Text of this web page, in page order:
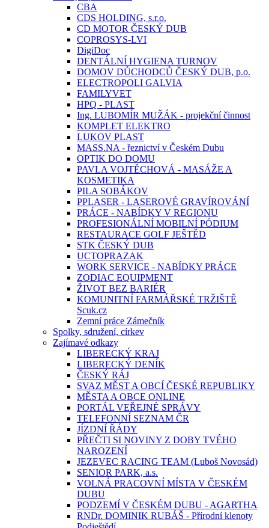
CBA
CDS HOLDING, s.r.o.
CD MOTOR ČESKÝ DUB
COPROSYS-LVI
DigiDoc
DENTÁLNÍ HYGIENA TURNOV
DOMOV DŮCHODCŮ ČESKÝ DUB, p.o.
ELECTROPOLI GALVIA
FAMILYVET
HPQ - PLAST
Ing. LUBOMÍR MUŽÁK - projekční činnost
KOMPLET ELEKTRO
LUKOV PLAST
MASS.NA - řeznictví v Českém Dubu
OPTIK DO DOMU
PAVLA VOJTĚCHOVÁ - MASÁŽE A
KOSMETIKA
PILA SOBÁKOV
PPLASER - LASEROVÉ GRAVÍROVÁNÍ
PRÁCE - NABÍDKY V REGIONU
PROFESIONÁLNÍ MOBILNÍ PÓDIUM
RESTAURACE GOLF JEŠTĚD
STK ČESKÝ DUB
UCTOPRAZAK
WORK SERVICE - NABÍDKY PRÁCE
ZODIAC EQUIPMENT
ŽIVOT BEZ BARIÉR
KOMUNITNÍ FARMÁŘSKÉ TRŽIŠTĚ
Scuk.cz
Zemní práce Zámečník
Spolky, sdružení, církev
Zajímavé odkazy
LIBERECKÝ KRAJ
LIBERECKÝ DENÍK
ČESKÝ RÁJ
SVAZ MĚST A OBCÍ ČESKÉ REPUBLIKY
MĚSTA A OBCE ONLINE
PORTÁL VEŘEJNÉ SPRÁVY
TELEFONNÍ SEZNAM ČR
JÍZDNÍ ŘÁDY
PŘEČTI SI NOVINY Z DOBY TVÉHO
NAROZENÍ
JEZEVEC RACING TEAM (Luboš Novosád)
SENIOR PARK, a.s.
VOLNÁ PRACOVNÍ MÍSTA V ČESKÉM
DUBU
PODZEMÍ V ČESKÉM DUBU - AGARTHA
RNDr. DOMINIK RUBÁŠ - Přírodní klenoty